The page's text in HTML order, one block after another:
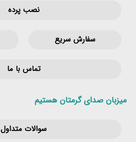
نصب پرده
سفارش سریع
تماس با ما
میزبان صدای گرمتان هستیم
سوالات متداول